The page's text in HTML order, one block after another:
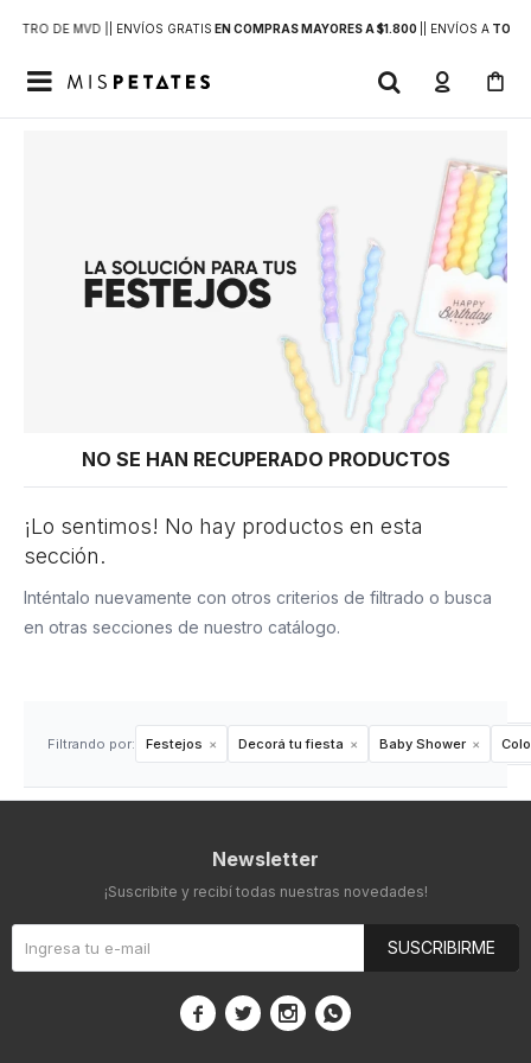
DE MVD | | ENVÍOS GRATIS EN COMPRAS MAYORES A $1.800 | ENVÍOS ATODO

NO SE HAN RECUPERADO PRODUCTOS
¡Lo sentimos! No hay productos en esta
sección.
Inténtalo nuevamente con otros criterios de filtrado o busca
en otras secciones de nuestro catálogo.
Filtrando por: Festejos Decorá tu fiesta Baby Shower
Newsletter
¡Suscribite y recibí todas nuestras novedades!
SUSCRIBIRME
   